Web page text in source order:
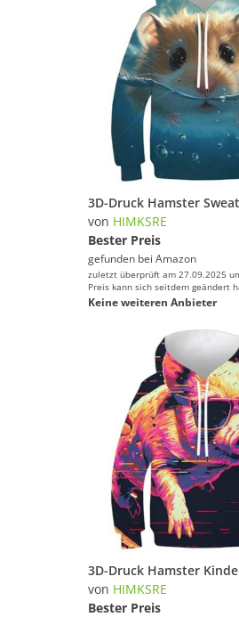
von HIMKSRE
Bester Preis
gefunden bei Amazon
zuletzt überprüft am 27.09.2025
Preis kann sich seitdem geändert
Keine weiteren Anbieter
von HIMKSRE
Bester Preis